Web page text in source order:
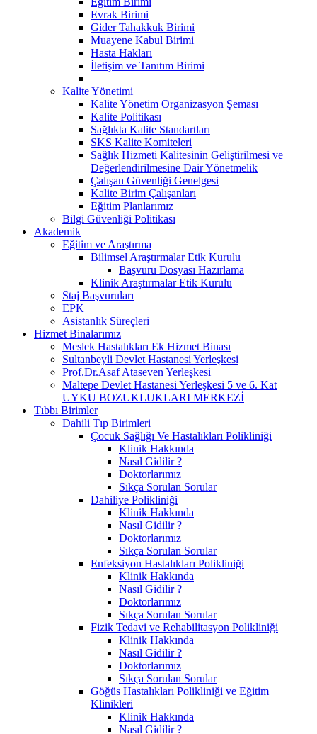
Evrak Birimi
Gider Tahakkuk Birimi
Muayene Kabul Birimi
Hasta Hakları
İletişim ve Tanıtım Birimi
Kalite Yönetimi
Kalite Yönetim Organizasyon Şeması
Kalite Politikası
Sağlıkta Kalite Standartları
SKS Kalite Komiteleri
Sağlık Hizmeti Kalitesinin Geliştirilmesi ve
Değerlendirilmesine Dair Yönetmelik
Çalışan Güvenliği Genelgesi
Kalite Birim Çalışanları
Eğitim Planlarımız
Bilgi Güvenliği Politikası
Akademik
Eğitim ve Araştırma
Bilimsel Araştırmalar Etik Kurulu
Başvuru Dosyası Hazırlama
Klinik Araştırmalar Etik Kurulu
Staj Başvuruları
EPK
Asistanlık Süreçleri
Hizmet Binalarımız
Meslek Hastalıkları Ek Hizmet Binası
Sultanbeyli Devlet Hastanesi Yerleşkesi
Prof.Dr.Asaf Ataseven Yerleşkesi
Maltepe Devlet Hastanesi Yerleşkesi 5 ve 6. Kat
UYKU BOZUKLUKLARI MERKEZİ
Tıbbı Birimler
Dahili Tıp Birimleri
Çocuk Sağlığı Ve Hastalıkları Polikliniği
Klinik Hakkında
Nasıl Gidilir ?
Doktorlarımız
Sıkça Sorulan Sorular
Dahiliye Polikliniği
Klinik Hakkında
Nasıl Gidilir ?
Doktorlarımız
Sıkça Sorulan Sorular
Enfeksiyon Hastalıkları Polikliniği
Klinik Hakkında
Nasıl Gidilir ?
Doktorlarımız
Sıkça Sorulan Sorular
Fizik Tedavi ve Rehabilitasyon Polikliniği
Klinik Hakkında
Nasıl Gidilir ?
Doktorlarımız
Sıkça Sorulan Sorular
Göğüs Hastalıkları Polikliniği ve Eğitim
Klinikleri
Klinik Hakkında
Nasıl Gidilir ?